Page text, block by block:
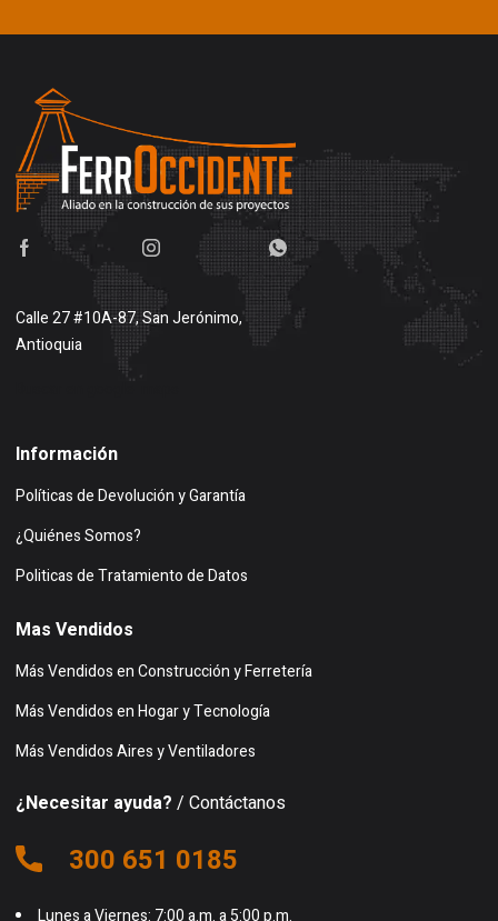
Calle 27 #10A-87, San Jerónimo,
Antioquia
Información
Políticas de Devolución y Garantía
¿Quiénes Somos?
Politicas de Tratamiento de Datos
Mas Vendidos
Más Vendidos en Construcción y Ferretería
Más Vendidos en Hogar y Tecnología
Más Vendidos Aires y Ventiladores
¿Necesitar ayuda? / Contáctanos
300 651 0185
Lunes a Viernes: 7:00 a.m. a 5:00 p.m.